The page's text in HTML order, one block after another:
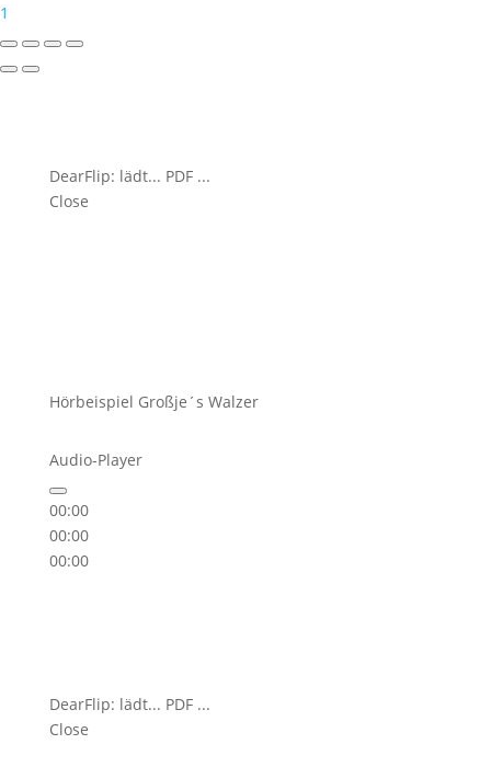
1
DearFlip: lädt... PDF ...
Close
Hörbeispiel Großje´s Walzer
Audio-Player
00:00
00:00
00:00
DearFlip: lädt... PDF 9% ...
Close